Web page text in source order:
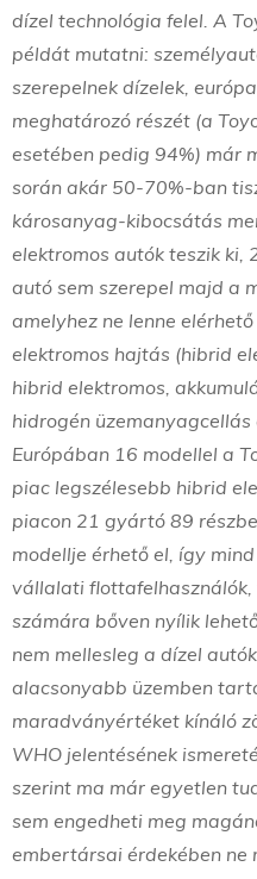
dízel technológia felel. A
példát mutatni:
szerepelnek dízelek,
meghatározó részét (a
esetében pedig 94%) már
során akár 50-70%-ban
károsanyag-kibocsátás
elektromos autók teszik
autó sem szerepel majd a
amelyhez ne lenne
elektromos hajtás (hibrid
hibrid elektromos,
hidrogén üzemanyagcellás
Európában 16 modellel a
piac legszélesebb hibrid
piacon 21 gyártó 89
modellje érhető el, így
vállalati flottafelhasználók,
számára bőven nyílik
nem mellesleg a dízel
alacsonyabb üzemben
maradványértéket kínáló
WHO jelentésének
szerint ma már egyetlen
sem engedheti meg
embertársai érdekében ne